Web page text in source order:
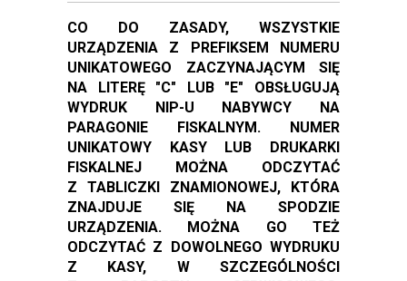
CO DO ZASADY, WSZYSTKIE
URZĄDZENIA Z PREFIKSEM NUMERU
UNIKATOWEGO ZACZYNAJĄCYM SIĘ
NA LITERĘ "C" LUB "E" OBSŁUGUJĄ
WYDRUK NIP-U NABYWCY NA
PARAGONIE FISKALNYM. NUMER
UNIKATOWY KASY LUB DRUKARKI
FISKALNEJ MOŻNA ODCZYTAĆ
Z TABLICZKI ZNAMIONOWEJ, KTÓRA
ZNAJDUJE SIĘ NA SPODZIE
URZĄDZENIA. MOŻNA GO TEŻ
ODCZYTAĆ Z DOWOLNEGO WYDRUKU
Z KASY, W SZCZEGÓLNOŚCI